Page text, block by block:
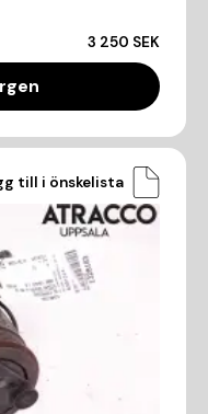
3 250 SEK
till i önskelista